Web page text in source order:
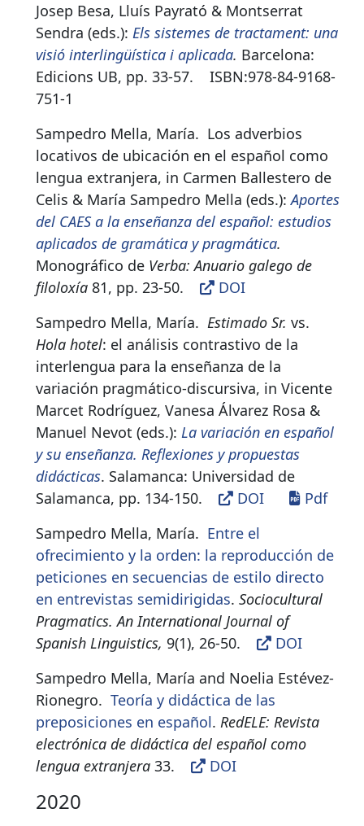
Josep Besa, Lluís Payrató & Montserrat
Sendra (eds.): Els sistemes de tractament: una
visió interlingüística i aplicada. Barcelona:
Edicions UB, pp. 33-57. ISBN:978-84-9168-
751-1
Sampedro Mella, María. Los adverbios
locativos de ubicación en el español como
lengua extranjera, in Carmen Ballestero de
Celis & María Sampedro Mella (eds.):Aportes
del CAES a la enseñanza del español: estudios
aplicados de gramática y pragmática.
Monográfico de Verba: Anuario galego de
filoloxía 81, pp. 23-50.
DOI
Sampedro Mella, María. Estimado Sr. vs.
Hola hotel: el análisis contrastivo de la
interlengua para la enseñanza de la
variación pragmático-discursiva, in Vicente
Marcet Rodríguez, Vanesa Álvarez Rosa &
Manuel Nevot (eds.): La variación en español
y su enseñanza. Reflexiones y propuestas
didácticas. Salamanca: Universidad de
Salamanca, pp. 134-150. DOI
Pdf
Sampedro Mella, María. Entre el
ofrecimiento y la orden: la reproducción de
peticiones en secuencias de estilo directo
en entrevistas semidirigidas. Sociocultural
Pragmatics. An International Journal of
Spanish Linguistics, 9(1), 26-50.
DOI
Sampedro Mella, María and Noelia Estévez-
Rionegro. Teoría y didáctica de las
preposiciones en español. RedELE: Revista
electrónica de didáctica del español como
lengua extranjera 33. DOI
2020